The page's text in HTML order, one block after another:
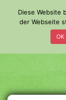
m
a
i
Diese Website
der Webseite
OK